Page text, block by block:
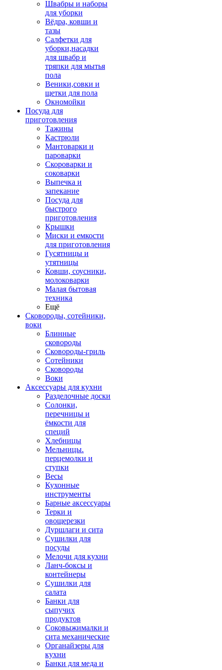
Швабры и наборы
для уборки
Вёдра, ковши и
тазы
Салфетки для
уборки,насадки
для швабр и
тряпки для мытья
пола
Веники,совки и
щетки для пола
Окномойки
Посуда для
приготовления
Тажины
Кастрюли
Мантоварки и
пароварки
Скороварки и
соковарки
Выпечка и
запекание
Посуда для
быстрого
приготовления
Крышки
Миски и емкости
для приготовления
Гусятницы и
утятницы
Ковши, соусники,
молоковарки
Малая бытовая
техника
Ещё
Сковороды, сотейники,
воки
Блинные
сковороды
Сковороды-гриль
Сотейники
Сковороды
Воки
Аксессуары для кухни
Разделочные доски
Солонки,
перечницы и
ёмкости для
специй
Хлебницы
Мельницы.
перцемолки и
ступки
Весы
Кухонные
инструменты
Барные аксессуары
Терки и
овощерезки
Дуршлаги и сита
Сушилки для
посуды
Мелочи для кухни
Ланч-боксы и
контейнеры
Сушилки для
салата
Банки для
сыпучих
продуктов
Соковыжималки и
сита механические
Органайзеры для
кухни
Банки для меда и